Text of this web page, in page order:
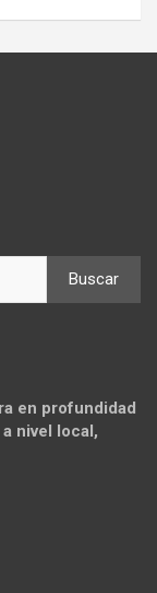
Buscar
en profundidad
nivel local,